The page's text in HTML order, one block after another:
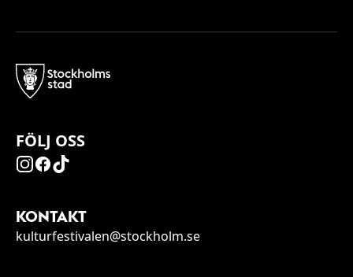
FÖLJ OSS
KONTAKT
kulturfestivalen@stockholm.se